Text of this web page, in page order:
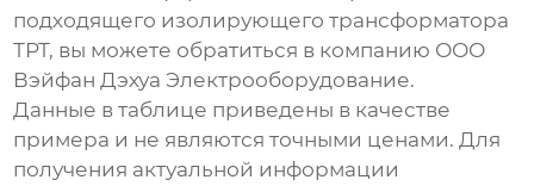
подходящего изолирующего трансформатора
ТРТ, вы можете обратиться в компанию ООО
Вэйфан Дэхуа Электрооборудование.
Данные в таблице приведены в качестве
примера и не являются точными ценами. Для
получения актуальной информации